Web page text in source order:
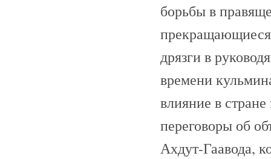
борьбы в
прекращающиеся
дрязги в
времени
влияние в
переговоры об
Ахдут-Гаавода,